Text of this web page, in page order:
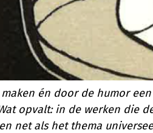
én door de humor
opvalt: in de werken die
net als het thema